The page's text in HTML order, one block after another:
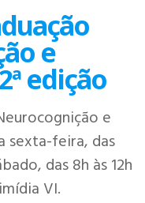
e
edição
e
sexta-feira, das
das 8h às 12h
VI.